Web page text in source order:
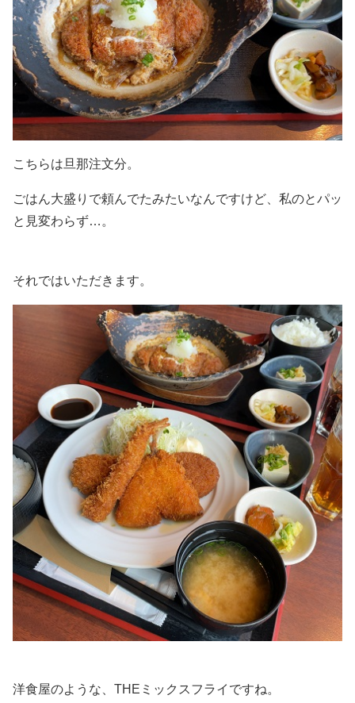
こちらは旦那注文分。
ごはん大盛りで頼んでたみたいなんですけど、私のとパッ
と見変わらず…。
それではいただきます。
洋食屋のような、THEミックスフライですね。